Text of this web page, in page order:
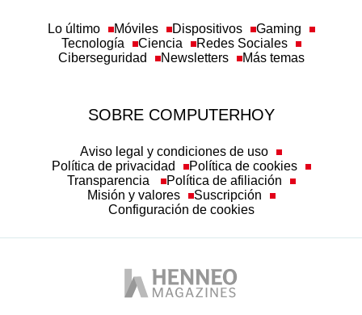
Lo último Móviles Dispositivos
Gaming
Tecnología
Ciencia
Redes Sociales
Ciberseguridad
Newsletters Más temas
SOBRE COMPUTERHOY
Aviso legal y condiciones de uso
Política de privacidad
Política de cookies
Transparencia
Política de afiliación
Misión y valores
Suscripción
Configuración de cookies